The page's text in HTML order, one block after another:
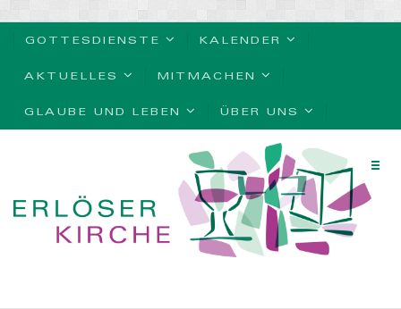
GOTTESDIENSTE KALENDER
AKTUELLES MITMACHEN
GLAUBE UND LEBEN ÜBER UNS